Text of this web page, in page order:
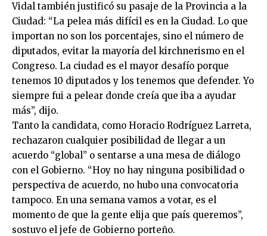
Vidal también justificó su pasaje de la Provincia a la
Ciudad: “La pelea más difícil es en la Ciudad. Lo que
importan no son los porcentajes, sino el número de
diputados, evitar la mayoría del kirchnerismo en el
Congreso. La ciudad es el mayor desafío porque
tenemos 10 diputados y los tenemos que defender. Yo
siempre fui a pelear donde creía que iba a ayudar
más”, dijo.
Tanto la candidata, como Horacio Rodríguez Larreta,
rechazaron cualquier posibilidad de llegar a un
acuerdo “global” o sentarse a una mesa de diálogo
con el Gobierno. “Hoy no hay ninguna posibilidad o
perspectiva de acuerdo, no hubo una convocatoria
tampoco. En una semana vamos a votar, es el
momento de que la gente elija que país queremos”,
sostuvo el jefe de Gobierno porteño.